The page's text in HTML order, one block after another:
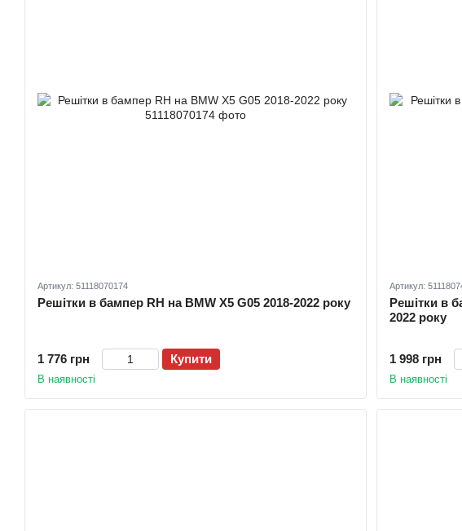
Артикул: 51118070174
Решітки в бампер RH на BMW X5 G05 2018-2022 року
1 776 грн Купити
В наявності
Артикул:
Решітки в
2022 року
1 998 грн
В наявності